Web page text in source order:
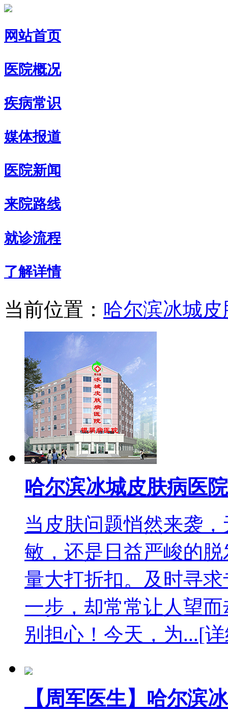
网站首页
医院概况
疾病常识
媒体报道
医院新闻
来院路线
就诊流程
了解详情
当前位置： 哈尔滨冰城
哈尔滨冰城皮肤病医
当皮肤问题悄然来袭
敏，还是日益严峻的
量大打折扣。及时寻
一步，却常常让人望
别担心！今天，为...[
【周军医生】哈尔滨